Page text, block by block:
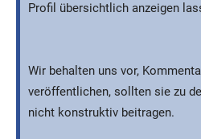
Profil übersichtlich anzeigen
Wir behalten uns vor,
veröffentlichen, sollten sie zu
nicht konstruktiv beitragen.